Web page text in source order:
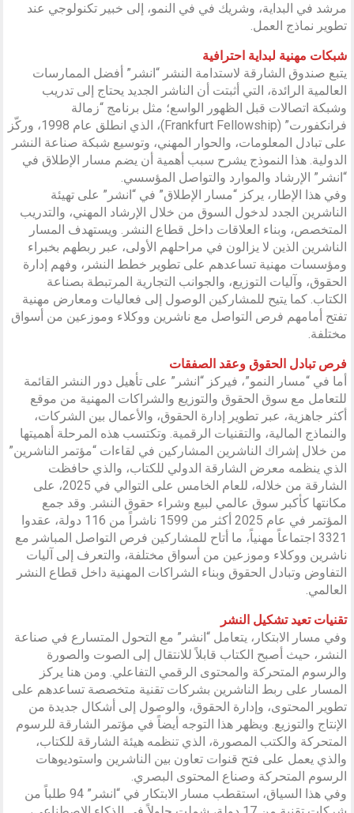
مرشد في البداية، وشريك في في النمو، إلى خبير تكنولوجي عند
تطوير نماذج العمل.
شبكات مهنية لبداية احترافية
يتبع صندوق الشارقة لاستدامة النشر “انشر” أفضل الممارسات
العالمية الرائدة، التي أثبتت أن الناشر الجديد يحتاج إلى تدريب
وشبكة اتصالات قبل الظهور الواسع؛ مثل برنامج “زمالة
فرانكفورت” (Frankfurt Fellowship)، الذي انطلق عام 1998، وركّز
على تبادل المعلومات، والحوار المهني، وتوسيع شبكة صناعة النشر
الدولية. هذا النموذج يشرح سبب أهمية أن يضم مسار الإطلاق في
“انشر” الإرشاد والموارد والتواصل المؤسسي.
وفي هذا الإطار، يركز “مسار الإطلاق” في “انشر” على تهيئة
الناشرين الجدد لدخول السوق من خلال الإرشاد المهني، والتدريب
المتخصص، وبناء العلاقات داخل قطاع النشر. ويستهدف المسار
الناشرين الذين لا يزالون في مراحلهم الأولى، عبر ربطهم بخبراء
ومؤسسات مهنية تساعدهم على تطوير خطط النشر، وفهم إدارة
الحقوق، وآليات التوزيع، والجوانب التجارية المرتبطة بصناعة
الكتاب. كما يتيح للمشاركين الوصول إلى فعاليات ومعارض مهنية
تفتح أمامهم فرص التواصل مع ناشرين ووكلاء وموزعين من أسواق
مختلفة.
فرص تبادل الحقوق وعقد الصفقات
أما في “مسار النمو”، فيركز “انشر” على تأهيل دور النشر القائمة
للتعامل مع سوق الحقوق والتوزيع والشراكات المهنية من موقع
أكثر جاهزية، عبر تطوير إدارة الحقوق، والأعمال بين الشركات،
والنماذج المالية، والتقنيات الرقمية. وتكتسب هذه المرحلة أهميتها
من خلال إشراك الناشرين المشاركين في لقاءات “مؤتمر الناشرين”
الذي ينظمه معرض الشارقة الدولي للكتاب، والذي حافظت
الشارقة من خلاله، للعام الخامس على التوالي في 2025، على
مكانتها كأكبر سوق عالمي لبيع وشراء حقوق النشر. وقد جمع
المؤتمر في عام 2025 أكثر من 1599 ناشراً من 116 دولة، عقدوا
3321 اجتماعاً مهنياً، ما أتاح للمشاركين فرص التواصل المباشر مع
ناشرين ووكلاء وموزعين من أسواق مختلفة، والتعرف إلى آليات
التفاوض وتبادل الحقوق وبناء الشراكات المهنية داخل قطاع النشر
العالمي.
تقنيات تعيد تشكيل النشر
وفي مسار الابتكار، يتعامل “انشر” مع التحول المتسارع في صناعة
النشر، حيث أصبح الكتاب قابلاً للانتقال إلى الصوت والصورة
والرسوم المتحركة والمحتوى الرقمي التفاعلي. ومن هنا يركز
المسار على ربط الناشرين بشركات تقنية متخصصة تساعدهم على
تطوير المحتوى، وإدارة الحقوق، والوصول إلى أشكال جديدة من
الإنتاج والتوزيع. ويظهر هذا التوجه أيضاً في مؤتمر الشارقة للرسوم
المتحركة والكتب المصورة، الذي تنظمه هيئة الشارقة للكتاب،
والذي يعمل على فتح قنوات تعاون بين الناشرين واستوديوهات
الرسوم المتحركة وصناع المحتوى البصري.
وفي هذا السياق، استقطب مسار الابتكار في “انشر” 94 طلباً من